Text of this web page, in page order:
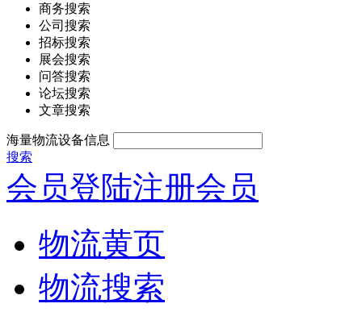
商务搜索
公司搜索
招标搜索
展会搜索
问答搜索
论坛搜索
文章搜索
海量物流设备信息
搜索
会员登陆注册会员
物流黄页
物流搜索